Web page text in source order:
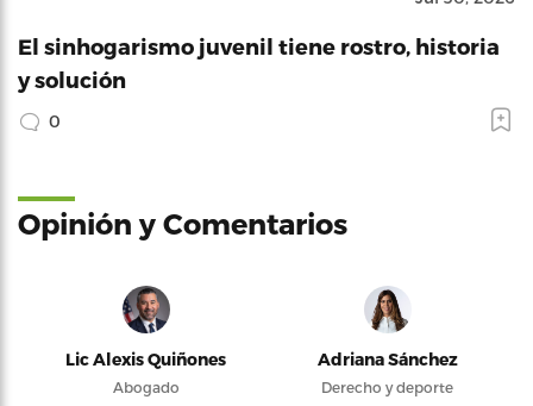
El sinhogarismo juvenil tiene rostro, historia
y solución
0
Opinión y Comentarios
Lic Alexis Quiñones
Abogado
Adriana Sánchez
Derecho y deporte